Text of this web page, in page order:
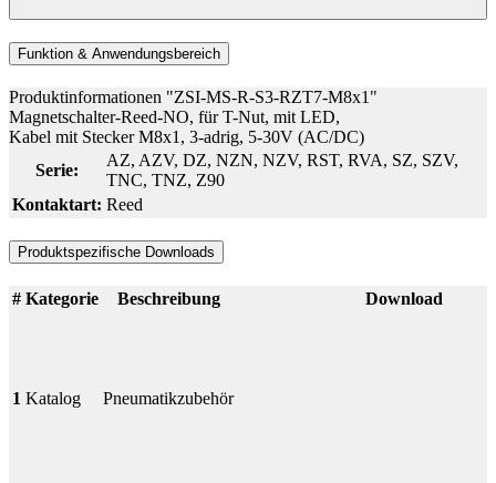
Funktion & Anwendungsbereich
Produktinformationen "ZSI-MS-R-S3-RZT7-M8x1"
Magnetschalter-Reed-NO, für T-Nut, mit LED,
Kabel mit Stecker M8x1, 3-adrig, 5-30V (AC/DC)
Serie:
AZ, AZV, DZ, NZN, NZV, RST, RVA, SZ, SZV,
TNC, TNZ, Z90
Kontaktart: Reed
Produktspezifische Downloads
# Kategorie Beschreibung Download
1 Katalog Pneumatikzubehör